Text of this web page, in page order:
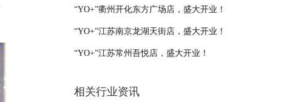
“YO+”衢州开化东方广场店，盛大开业！
“YO+”江苏南京龙湖天街店，盛大开业！
“YO+”江苏常州吾悦店，盛大开业！
相关行业资讯